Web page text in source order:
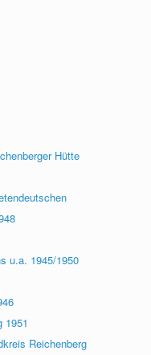
Hütte
u.a. 1945/1950
1951
Reichenberg